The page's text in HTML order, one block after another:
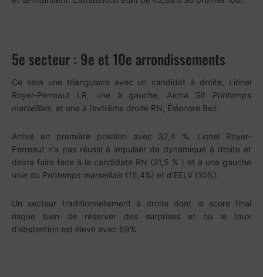
5e secteur : 9e et 10e arrondissements
Ce sera une triangulaire avec un candidat à droite, Lionel
Royer-Perreaut LR, une à gauche, Aïcha Sif Printemps
marseillais, et une à l’extrême droite RN, Éléonore Bez.
Arrivé en première position avec 32,4 %, Lionel Royer-
Perreaut n’a pas réussi à impulser de dynamique à droite et
devra faire face à la candidate RN (21,5 % ) et à une gauche
unie du Printemps marseillais (15,4%) et d’EELV (10%).
Un secteur traditionnellement à droite dont le score final
risque bien de réserver des surprises et où le taux
d’abstention est élevé avec 69%.